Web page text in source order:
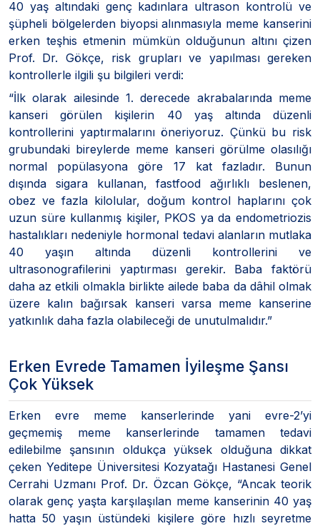
40 yaş altındaki genç kadınlara ultrason kontrolü ve
şüpheli bölgelerden biyopsi alınmasıyla meme kanserini
erken teşhis etmenin mümkün olduğunun altını çizen
Prof. Dr. Gökçe, risk grupları ve yapılması gereken
kontrollerle ilgili şu bilgileri verdi:
“İlk olarak ailesinde 1. derecede akrabalarında meme
kanseri görülen kişilerin 40 yaş altında düzenli
kontrollerini yaptırmalarını öneriyoruz. Çünkü bu risk
grubundaki bireylerde meme kanseri görülme olasılığı
normal popülasyona göre 17 kat fazladır. Bunun
dışında sigara kullanan, fastfood ağırlıklı beslenen,
obez ve fazla kilolular, doğum kontrol haplarını çok
uzun süre kullanmış kişiler, PKOS ya da endometriozis
hastalıkları nedeniyle hormonal tedavi alanların mutlaka
40 yaşın altında düzenli kontrollerini ve
ultrasonografilerini yaptırması gerekir. Baba faktörü
daha az etkili olmakla birlikte ailede baba da dâhil olmak
üzere kalın bağırsak kanseri varsa meme kanserine
yatkınlık daha fazla olabileceği de unutulmalıdır.”
Erken Evrede Tamamen İyileşme Şansı
Çok Yüksek
Erken evre meme kanserlerinde yani evre-2’yi
geçmemiş meme kanserlerinde tamamen tedavi
edilebilme şansının oldukça yüksek olduğuna dikkat
çeken Yeditepe Üniversitesi Kozyatağı Hastanesi Genel
Cerrahi Uzmanı Prof. Dr. Özcan Gökçe, “Ancak teorik
olarak genç yaşta karşılaşılan meme kanserinin 40 yaş
hatta 50 yaşın üstündeki kişilere göre hızlı seyretme